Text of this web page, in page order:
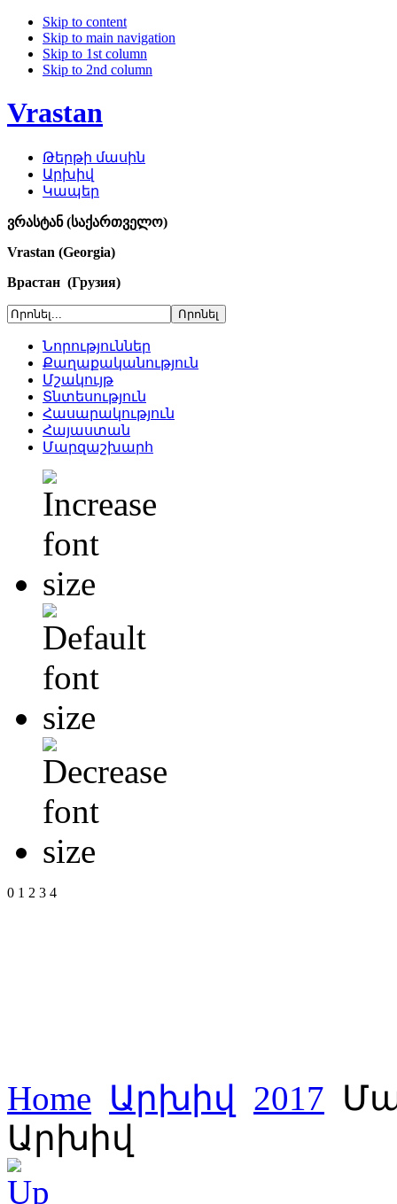
Skip to content
Skip to main navigation
Skip to 1st column
Skip to 2nd column
Vrastan
Թերթի մասին
Արխիվ
Կապեր
ვრასტან (საქართველო)
Vrastan (Georgia)
Врастан (Грузия)
Նորություններ
Քաղաքականություն
Մշակույթ
Տնտեսություն
Հասարակություն
Հայաստան
Մարզաշխարհ
0 1 2 3 4
Home Արխիվ 2017
Արխիվ